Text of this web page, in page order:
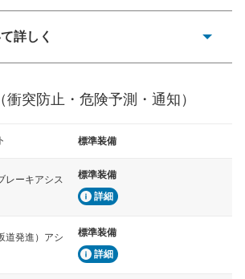
詳しく
スト、ABSなどが装備されています。
い場所に潜む危険を予測・通知するためのシス
衝突防止・危険予測・通知）
標準装備
レーキアシス
標準装備
詳細
道発進）アシ
標準装備
詳細